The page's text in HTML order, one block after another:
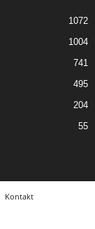
1072
1004
741
495
204
55
Kontakt